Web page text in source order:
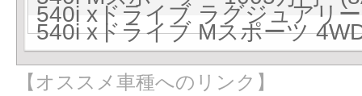
540i xドライブ ラグジュア
540i xドライブ Mスポーツ
【オススメ車種へのリンク】